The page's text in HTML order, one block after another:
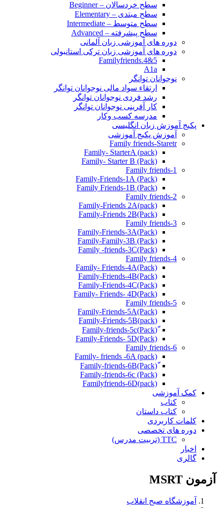
سطح خردسالان – Beginner
سطح مبتدی – Elementary
سطح متوسط – Intermediate
سطح پیشرفته – Advanced
دوره های آموزشی زبان آلمانی
دوره های آموزشی زبان ترکی استانبولی
Familyfriends.4&5
A1a
نوجوانان توانگر
ارتقاء سواد مالی نوجوانان توانگر
رشد فردی نوجوانان توانگر
کار آفرینی نوجوانان توانگر
مدرسه کسب وکار
پکیج آموزش زبان انگلیسی
آموزش پکیج آموزشی
Family friends-Staretr
Family- StarterA (pack)
Family- Starter B (Pack)
Family friends-1
(Pack) Family-Friends-1A
(Pack) Family Friends-1B
Family friends-2
Family-Friends 2A(pack)
Family-Friends 2B(Pack)
Family friends-3
(Pack)Family-Friends-3A
Family-Family-3B (Pack)
Family -friends-3C(Pack)
Family friends-4
Family- Friends-4A(Pack)
Family-Friends-4B(Pack)
Family-Friends-4C(Pack)
(Pack)Family- Friends- 4D
Family friends-5
Family-Friends-5A(Pack)
(pack)Family-Friends-5B
ّ(Pack)Family-friends-5c
Family-Friends- 5D(Pack)
Family friends-6
Family- friends -6A (pack)
Family-friends-6c (Pack)
Familyfriends-6D(pack)
کمک آموزشی
کتاب
کتاب داستان
کلمات کاربردی
دوره های تخصصی
TTC (تربیت مدرس)
اخبار
گالری
آزمون MSRT
آموزشگاه صبح انقلاب